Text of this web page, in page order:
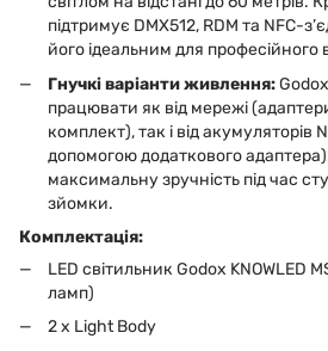
підтримує DMX512, RDM та NFC-
його ідеальним для
Гнучкі варіанти живлення:
працювати як від мережі
комплект), так і від акумуляторів
допомогою додаткового
максимальну зручність під час
зйомки.
Комплектація:
LED світильник Godox KNOWLED
ламп)
2 x Light Body